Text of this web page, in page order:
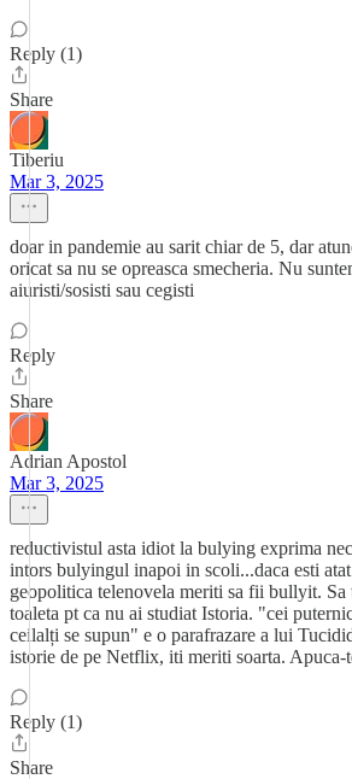
Reply (1)
Share
Tiberiu
Mar 3, 2025
doar in pandemie au sarit chiar de 5, dar
oricat sa nu se opreasca smecheria. Nu
aiuristi/sosisti sau cegisti
Reply
Share
Adrian Apostol
Mar 3, 2025
reductivistul asta idiot la bulying exprima
intors bulyingul inapoi in scoli...daca esti
geopolitica telenovela meriti sa fii bullyit. Sa
toaleta pt ca nu ai studiat Istoria. "cei
ceilalți se supun" e o parafrazare a lui
istorie de pe Netflix, iti meriti soarta. Apuca-
Reply (1)
Share